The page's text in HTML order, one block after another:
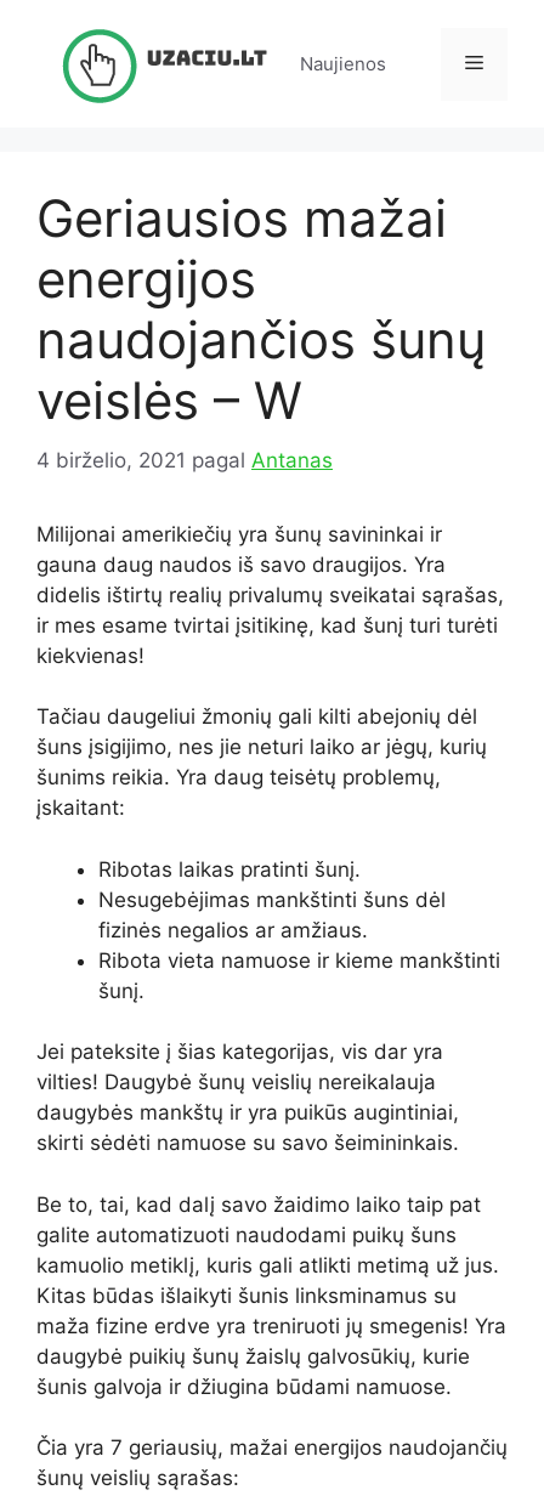
Naujienos Meniu
Geriausios mažai
energijos
naudojančios šunų
veislės – W
4 birželio, 2021 pagal Antanas
Milijonai amerikiečių yra šunų savininkai ir
gauna daug naudos iš savo draugijos. Yra
didelis ištirtų realių privalumų sveikatai sąrašas,
ir mes esame tvirtai įsitikinę, kad šunį turi turėti
kiekvienas!
Tačiau daugeliui žmonių gali kilti abejonių dėl
šuns įsigijimo, nes jie neturi laiko ar jėgų, kurių
šunims reikia. Yra daug teisėtų problemų,
įskaitant:
Ribotas laikas pratinti šunį.
Nesugebėjimas mankštinti šuns dėl
fizinės negalios ar amžiaus.
Ribota vieta namuose ir kieme mankštinti
šunį.
Jei pateksite į šias kategorijas, vis dar yra
vilties! Daugybė šunų veislių nereikalauja
daugybės mankštų ir yra puikūs augintiniai,
skirti sėdėti namuose su savo šeimininkais.
Be to, tai, kad dalį savo žaidimo laiko taip pat
galite automatizuoti naudodami puikų šuns
kamuolio metiklį, kuris gali atlikti metimą už jus.
Kitas būdas išlaikyti šunis linksminamus su
maža fizine erdve yra treniruoti jų smegenis! Yra
daugybė puikių šunų žaislų galvosūkių, kurie
šunis galvoja ir džiugina būdami namuose.
Čia yra 7 geriausių, mažai energijos naudojančių
šunų veislių sąrašas: